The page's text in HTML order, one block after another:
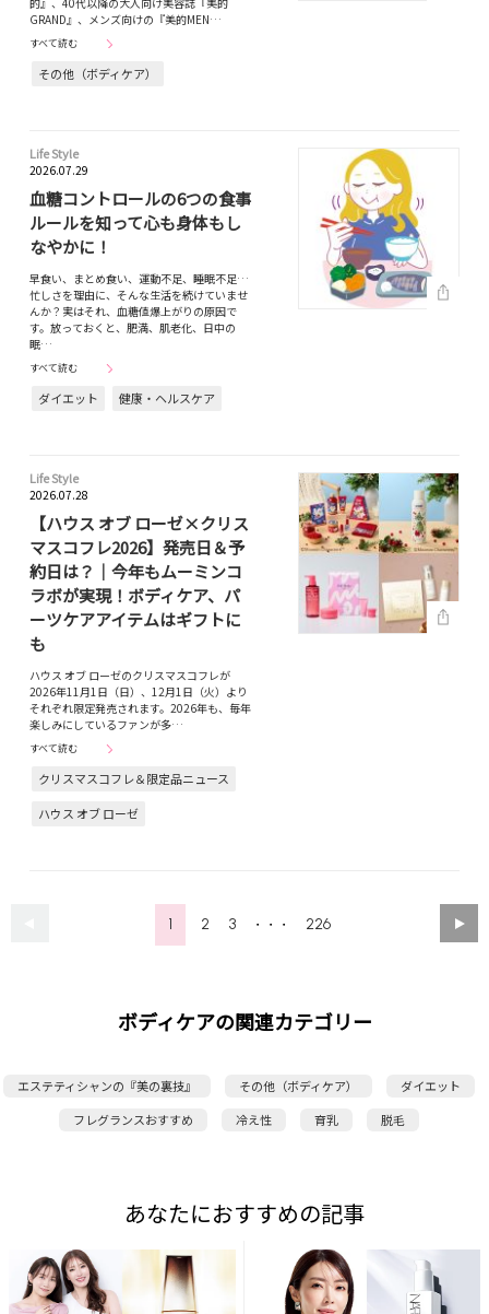
GRAND』、メンズ向けの『美的MEN…
すべて読む
その他（ボディケア）
Life Style
2026.07.29
血糖コントロールの6つの食事
ルールを知って心も身体もし
なやかに！
早食い、まとめ食い、運動不足、睡眠不足…
忙しさを理由に、そんな生活を続けていませ
んか？実はそれ、血糖値爆上がりの原因で
す。放っておくと、肥満、肌老化、日中の
眠…
すべて読む
ダイエット 健康・ヘルスケア
Life Style
2026.07.28
【ハウス オブ ローゼ×クリス
マスコフレ2026】発売日＆予
約日は？｜今年もムーミンコ
ラボが実現！ボディケア、パ
ーツケアアイテムはギフトに
も
ハウス オブ ローゼのクリスマスコフレが
2026年11月1日（日）、12月1日（火）より
それぞれ限定発売されます。2026年も、毎年
楽しみにしているファンが多…
すべて読む
クリスマスコフレ＆限定品ニュース
ハウス オブ ローゼ
1 2 3 ・・・ 226
ボディケアの関連カテゴリー
エステティシャンの『美の裏技』 その他（ボディケア）
ダイエット
フレグランスおすすめ
冷え性 育乳 脱毛
あなたにおすすめの記事